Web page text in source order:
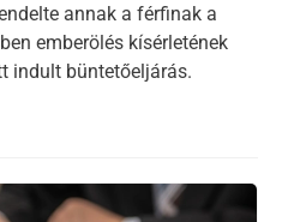
annak a férfinak a
emberölés kísérletének
indult büntetőeljárás.